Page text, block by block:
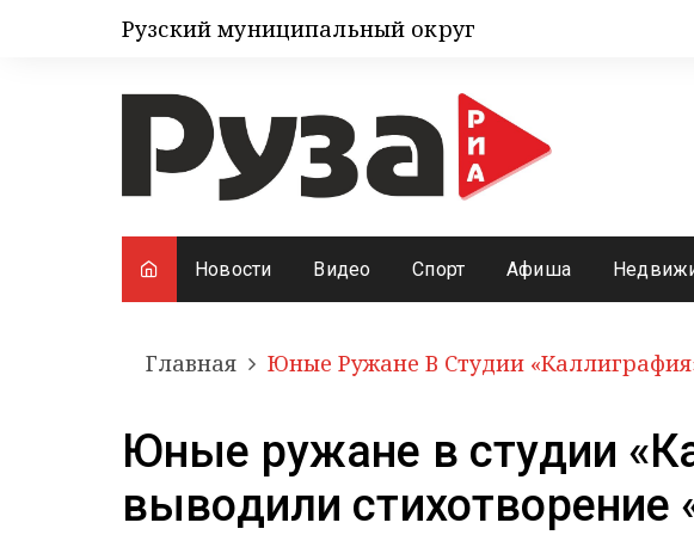
Рузский муниципальный округ
Новости Видео Спорт Афиша
Главная Юные Ружане В Студии
Юные ружане в студии
выводили стихотворение